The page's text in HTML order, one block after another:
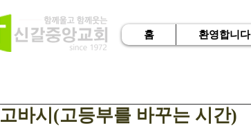
홈 환영합니다
고바시(고등부를 바꾸는 시간)